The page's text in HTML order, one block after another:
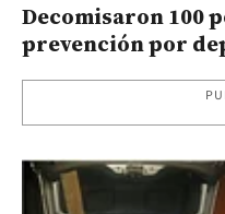
Decomisaron 100
prevención por